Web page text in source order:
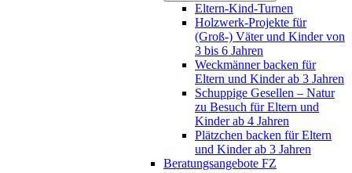
Eltern-Kind-Turnen
Holzwerk-Projekte für
(Groß-) Väter und Kinder von
3 bis 6 Jahren
Weckmänner backen für
Eltern und Kinder ab 3 Jahren
Schuppige Gesellen – Natur
zu Besuch für Eltern und
Kinder ab 4 Jahren
Plätzchen backen für Eltern
und Kinder ab 3 Jahren
Beratungsangebote FZ